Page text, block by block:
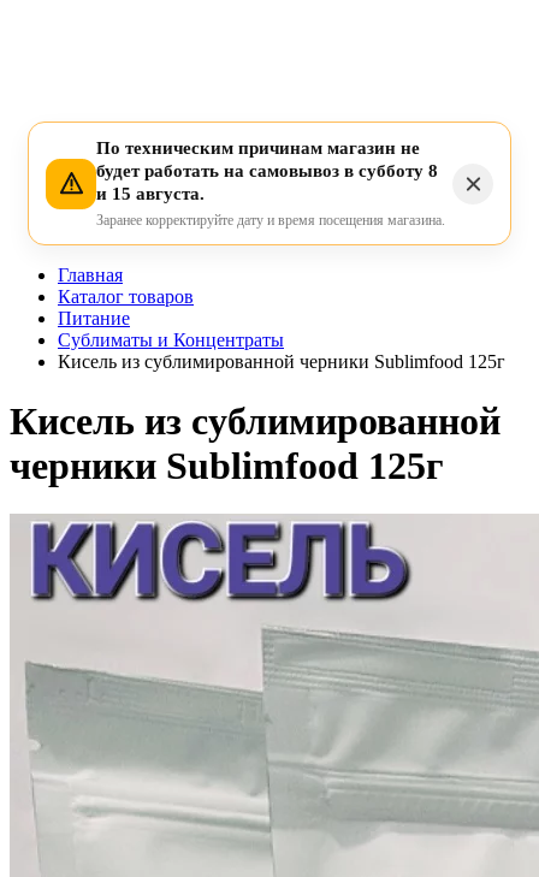
По техническим причинам магазин не
будет работать на самовывоз в субботу 8
и 15 августа.
Заранее корректируйте дату и время посещения магазина.
Главная
Каталог товаров
Питание
Сублиматы и Концентраты
Кисель из сублимированной черники Sublimfood 125г
Кисель из сублимированной
черники Sublimfood 125г